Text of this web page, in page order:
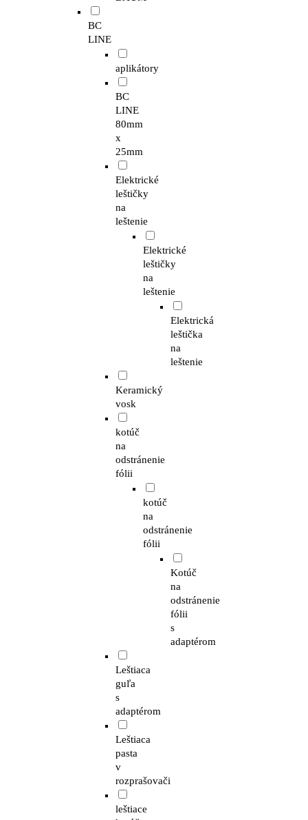
BC
LINE
aplikátory
BC
LINE
80mm
x
25mm
Elektrické
leštičky
na
leštenie
Elektrické
leštičky
na
leštenie
Elektrická
leštička
na
leštenie
Keramický
vosk
kotúč
na
odstránenie
fólii
kotúč
na
odstránenie
fólii
Kotúč
na
odstránenie
fólii
s
adaptérom
Leštiaca
guľa
s
adaptérom
Leštiaca
pasta
v
rozprašovači
leštiace